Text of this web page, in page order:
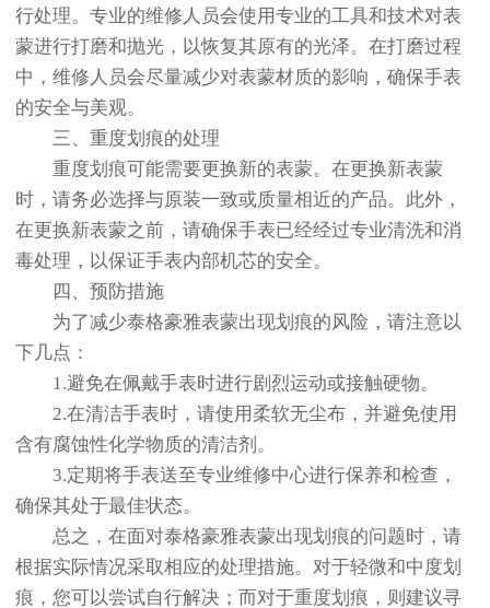
行处理。专业的维修人员会使用专业的工具和技术对表
蒙进行打磨和抛光，以恢复其原有的光泽。在打磨过程
中，维修人员会尽量减少对表蒙材质的影响，确保手表
的安全与美观。
三、重度划痕的处理
重度划痕可能需要更换新的表蒙。在更换新表蒙
时，请务必选择与原装一致或质量相近的产品。此外，
在更换新表蒙之前，请确保手表已经经过专业清洗和消
毒处理，以保证手表内部机芯的安全。
四、预防措施
为了减少泰格豪雅表蒙出现划痕的风险，请注意以
下几点：
1.避免在佩戴手表时进行剧烈运动或接触硬物。
2.在清洁手表时，请使用柔软无尘布，并避免使用
含有腐蚀性化学物质的清洁剂。
3.定期将手表送至专业维修中心进行保养和检查，
确保其处于最佳状态。
总之，在面对泰格豪雅表蒙出现划痕的问题时，请
根据实际情况采取相应的处理措施。对于轻微和中度划
痕，您可以尝试自行解决；而对于重度划痕，则建议寻